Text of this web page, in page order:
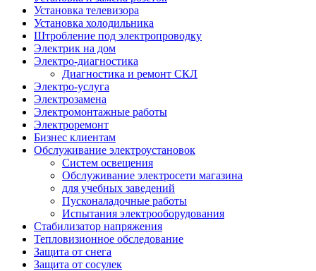
Установка телевизора
Установка холодильника
Штробление под электропроводку
Электрик на дом
Электро-диагностика
Диагностика и ремонт СКЛ
Электро-услуга
Электрозамена
Электромонтажные работы
Электроремонт
Бизнес клиентам
Обслуживание электроустановок
Систем освещения
Обслуживание электросети магазина
для учебных заведений
Пусконаладочные работы
Испытания электрооборудования
Стабилизатор напряжения
Тепловизионное обследование
Защита от снега
Защита от сосулек